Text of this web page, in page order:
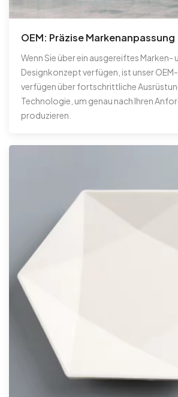
OEM: Präzise Markenanpassung
Wenn Sie über ein ausgereiftes Marken-
Designkonzept verfügen, ist unser
verfügen über fortschrittliche
Technologie, um genau nach Ihren
produzieren.